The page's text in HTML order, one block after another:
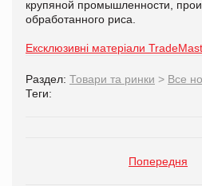
крупяной промышленности,
обработанного риса.
Ексклюзивні матеріали
Раздел: Товари та ринки > Все
Теги:
Попередня